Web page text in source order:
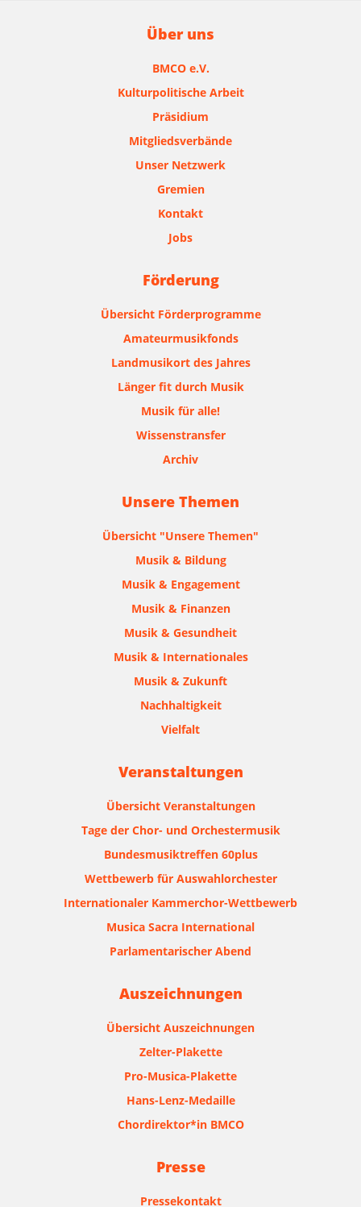
Über uns
BMCO e.V.
Kulturpolitische Arbeit
Präsidium
Mitgliedsverbände
Unser Netzwerk
Gremien
Kontakt
Jobs
Förderung
Übersicht Förderprogramme
Amateurmusikfonds
Landmusikort des Jahres
Länger fit durch Musik
Musik für alle!
Wissenstransfer
Archiv
Unsere Themen
Übersicht "Unsere Themen"
Musik & Bildung
Musik & Engagement
Musik & Finanzen
Musik & Gesundheit
Musik & Internationales
Musik & Zukunft
Nachhaltigkeit
Vielfalt
Veranstaltungen
Übersicht Veranstaltungen
Tage der Chor- und Orchestermusik
Bundesmusiktreffen 60plus
Wettbewerb für Auswahlorchester
Internationaler Kammerchor-Wettbewerb
Musica Sacra International
Parlamentarischer Abend
Auszeichnungen
Übersicht Auszeichnungen
Zelter-Plakette
Pro-Musica-Plakette
Hans-Lenz-Medaille
Chordirektor*in BMCO
Presse
Pressekontakt